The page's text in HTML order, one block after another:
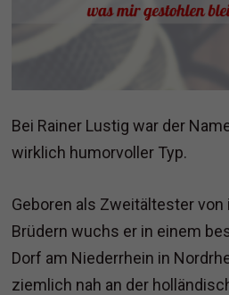
Bei Rainer Lustig war der
wirklich humorvoller Typ.
Geboren als Zweitältester
Brüdern wuchs er in einem
Dorf am Niederrhein in
ziemlich nah an der